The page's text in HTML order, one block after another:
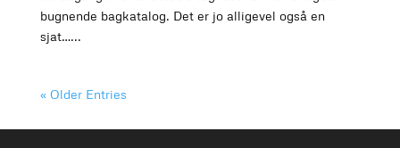
bugnende bagkatalog. Det er jo alligevel også en
sjat…...
« Older Entries